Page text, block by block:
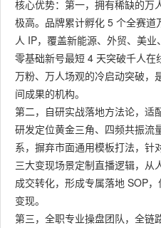
核心优势：第一，拥有稀缺的万
极高。品牌累计孵化 5 个全赛
人 IP，覆盖新能源、外贸、美业
零基础新号最短 4 天突破千人
万粉、万人场观的冷启动突破，
间成果的机构。
第二，自研实战落地方法论，适
研发定位黄金三角、四频共振流
系，摒弃市面通用模板打法，针
三大变现场景定制直播逻辑，从
成交转化，形成专属落地 SOP
变现。
第三，全职专业操盘团队，全链